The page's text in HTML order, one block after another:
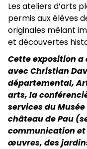
Les ateliers d’arts
permis aux élèves
originales mêlant
et découvertes
Cette exposition
avec Christian
départemental,
arts, la
services du
château de Pau
communication
œuvres, des